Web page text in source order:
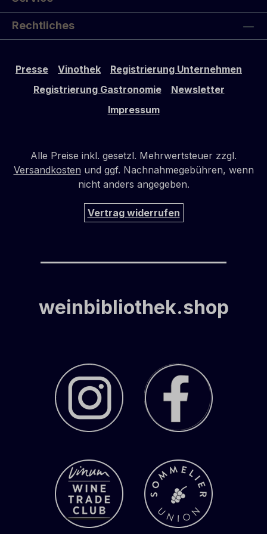
Rechtliches
Presse Vinothek
Registrierung Unternehmen
Registrierung Gastronomie
Newsletter
Impressum
Alle Preise inkl. gesetzl. Mehrwertsteuer zzgl.
Versandkosten und ggf. Nachnahmegebühren, wenn
nicht anders angegeben.
Vertrag widerrufen
weinbibliothek.shop